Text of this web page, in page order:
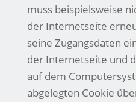
muss beispielsweise
der Internetseite
seine Zugangsdaten
der Internetseite und
auf dem
abgelegten Cookie